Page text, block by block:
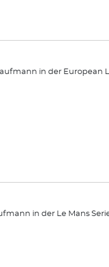
in der European
in der Le Mans